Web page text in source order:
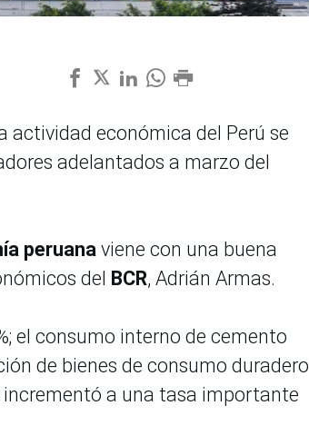
actividad económica del Perú se
adelantados a marzo del
peruana viene con una buena
del BCR, Adrián Armas.
el consumo interno de cemento
de bienes de consumo duradero
a una tasa importante